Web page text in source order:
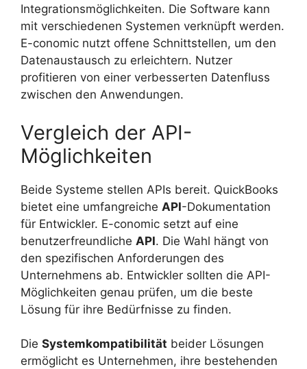
Integrationsmöglichkeiten. Die Software kann
mit verschiedenen Systemen verknüpft werden.
E-conomic nutzt offene Schnittstellen, um den
Datenaustausch zu erleichtern. Nutzer
profitieren von einer verbesserten Datenfluss
zwischen den Anwendungen.
Vergleich der API-
Möglichkeiten
Beide Systeme stellen APIs bereit. QuickBooks
bietet eine umfangreiche API-Dokumentation
für Entwickler. E-conomic setzt auf eine
benutzerfreundliche API. Die Wahl hängt von
den spezifischen Anforderungen des
Unternehmens ab. Entwickler sollten die API-
Möglichkeiten genau prüfen, um die beste
Lösung für ihre Bedürfnisse zu finden.
Die Systemkompatibilität beider Lösungen
ermöglicht es Unternehmen, ihre bestehenden